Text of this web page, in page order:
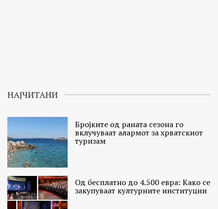
НАЈЧИТАНИ
Бројките од раната сезона го
вклучуваат алармот за хрватскиот
туризам
Од бесплатно до 4.500 евра: Како се
закупуваат културните институции